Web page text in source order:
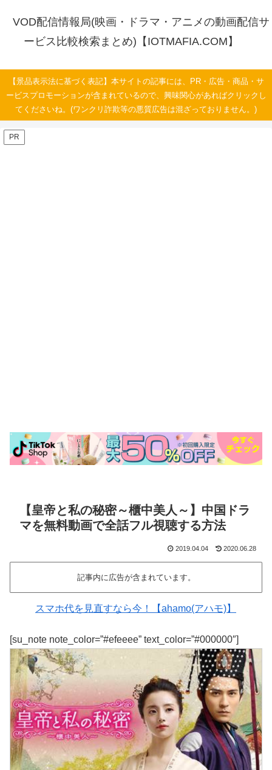
VOD配信情報局(映画・ドラマ・アニメの動画配信サ
ービス比較検索まとめ)【IOTMAFIA.COM】
【景品表示法に基づく表記】本サイトの記事には、PR・広告・商品・サ
ービスプロモーションが含まれているので、興味関心があればクリックし
てくださいね。(ワンクリ詐欺等の悪質広告は混ざっておりません。)
PR
【皇帝と私の秘密～櫃中美人～】中国ドラ
マを無料動画で全話フル視聴する方法
2019.04.04 2020.06.28
記事内に広告が含まれています。
スマホ代を見直すなら今！【ahamo(アハモ)】
[su_note note_color=”#efeeee” text_color=”#000000″]